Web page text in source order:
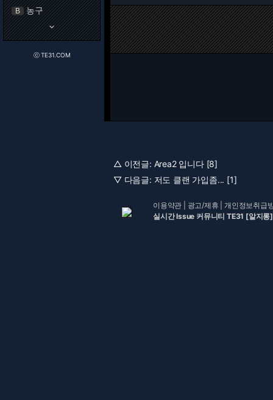
B 농구
keyboard_arrow_down
ⓒ TE31.COM
△ 이전글: Area2 입니다 [8]
▽ 다음글: 저도 클랜 가입좀... [1]
이용약관 광고/제휴 |개인정보취급
실시간 Issue 커뮤니티 TE31 [알지